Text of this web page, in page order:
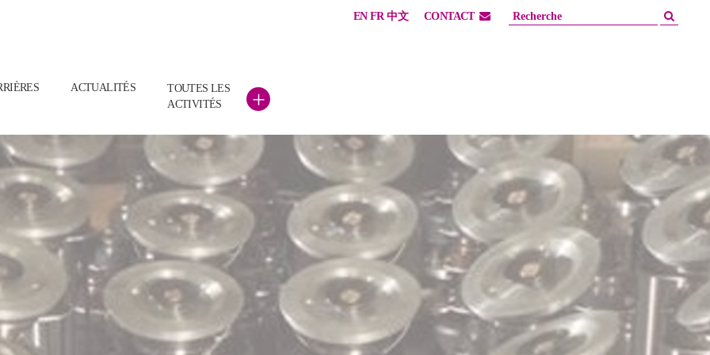
EN FR 中文 CONTACT
ACTUALITÉS
TOUTES LES
ACTIVITÉS
+